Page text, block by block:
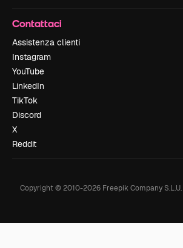
Contattaci
Assistenza clienti
Instagram
YouTube
LinkedIn
TikTok
Discord
X
Reddit
Copyright © 2010-2026Freepik Company S.L.U.